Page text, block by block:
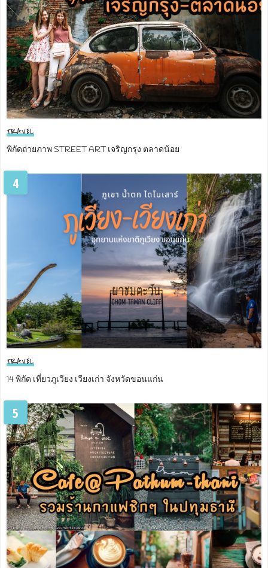
TRAVEL
พิกัดถ่ายภาพ STREET ART เจริญกรุง ตลาดน้อย
4
TRAVEL
14 พิกัด เที่ยวภูเวียง เวียงเก่า จังหวัดขอนแก่น
5